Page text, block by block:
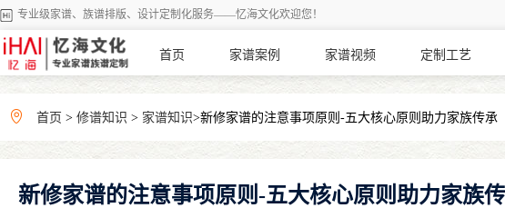
专业级家谱、族谱排版、设计定制化服务——忆海文化欢迎您！
首页 家谱案例 家谱视频 定制工艺
首页 > 修谱知识 > 家谱知识>新修家谱的注意事项原则-五大核心原则助力家族传承
新修家谱的注意事项原则-五大核心原则助力家族